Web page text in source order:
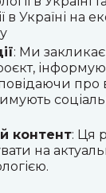
в Україні на
: Ми
про
контент: Ця
на